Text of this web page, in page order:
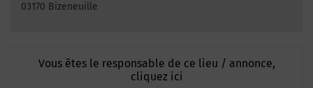
03170 Bizeneuille
Vous êtes le responsable de ce lieu / annonce,
cliquez ici